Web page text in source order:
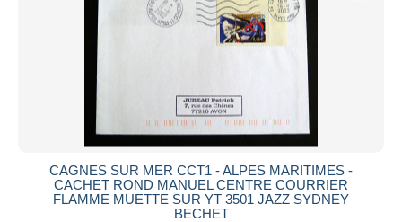
CAGNES SUR MER CCT1 - ALPES MARITIMES -
CACHET ROND MANUEL CENTRE COURRIER
FLAMME MUETTE SUR YT 3501 JAZZ SYDNEY
BECHET